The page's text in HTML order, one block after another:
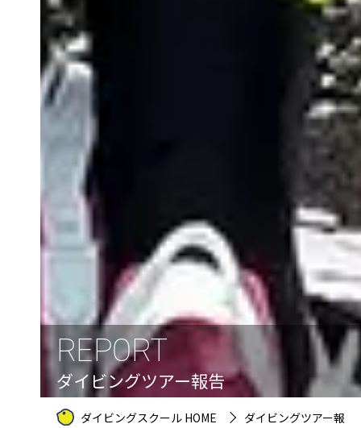
REPORT
ダイビングツアー報告
ダイビングスクール HOME ダイビングツアー報告